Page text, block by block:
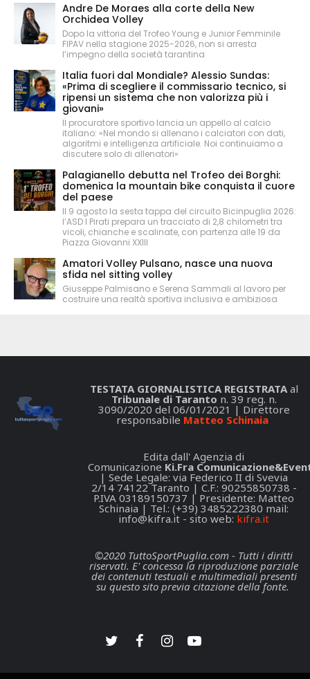
Andre De Moraes alla corte della New
Orchidea Volley
Dopo la vittoria del Trofeo Young e Junior Femminile
FIPAV nella stagione 2025-2026, non si arresta
l’impegno della società tarantina
Italia fuori dal Mondiale? Alessio Sundas:
«Prima di scegliere il commissario tecnico, si
ripensi un sistema che non valorizza più i
giovani»
Il procuratore sportivo lancia un appello al calcio
italiano: «Nel mondo si allenano i calciatori con dati,
algoritmi e intelligenza artificiale. Noi continuiamo a
discutere solo di allenatori»
Palagianello debutta nel Trofeo dei Borghi:
domenica la mountain bike conquista il cuore
del paese
Il 9 agosto la sesta tappa del circuito Bicinpuglia 2026:
l’ASD I Pirati prepara un tracciato di 2,8 chilometri tra
vicoli, chianche e scalinate, con partenza alle 19 da
Piazza Giovanni XXIII
Amatori Volley Pulsano, nasce una nuova
sfida nel sitting volley
Giuseppe Palmisano e Serena Sammali al lavoro per
costruire una realtà sportiva inclusiva e ambiziosa
TESTATA GIORNALISTICA REGISTRATAal
Tribunale di Taranto n. 39 reg. n.
3090/2020 del 06/01/2021 | Direttore
responsabile Matteo Schinaia
Edita dall' Agenzia di
Comunicazione Ki.Fra
| Sede Legale: via Federico II di Svevia
2/14 74122 Taranto | C.F.: 90255850738 -
P.IVA 03189150737 | Presidente: Matteo
Schinaia | Tel.: (+39) 3485222380 mail:
info@kifra.it - sito web: kifra.it
©2020 TuttoSportPuglia.com - Tutti i diritti
riservati. E' concessa la riproduzione parziale
dei contenuti testuali e multimediali presenti
su questo sito previa citazione della fonte.